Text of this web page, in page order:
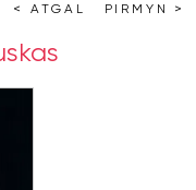
< ATGAL PIRMYN >